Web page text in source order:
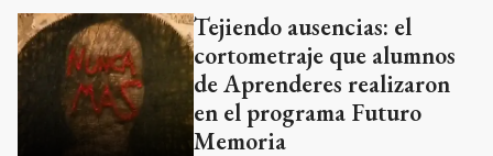
Tejiendo ausencias: el
cortometraje que alumnos
de Aprenderes realizaron
en el programa Futuro
Memoria